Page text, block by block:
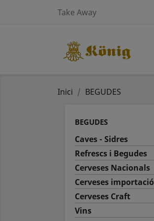
Take Away
Inici BEGUDES
BEGUDES
Caves - Sidres
Refrescs i Begudes
Cerveses Nacionals
Cerveses importació
Cerveses Craft
Vins